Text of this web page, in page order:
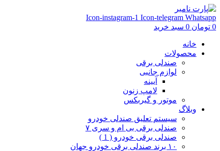
Icon-instagram-1 Icon-telegram Whatsapp
0 تومان 0 سبد خرید
خانه
محصولات
صندلی برقی
لوازم جانبی
آیینه
لامپ زنون
موتور و گیربکس
وبلاگ
سیستم تعلیق صندلی خودرو
صندلی برقی بی ام و سری ۷
صندلی برقی خودرو ( 1 )
۱۰ برند صندلی برقی خودرو جهان